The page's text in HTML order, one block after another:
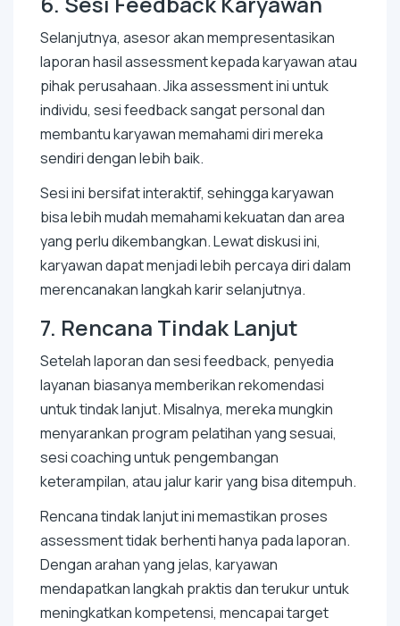
Selanjutnya, asesor akan mempresentasikan
laporan hasil assessment kepada karyawan atau
pihak perusahaan. Jika assessment ini untuk
individu, sesi feedback sangat personal dan
membantu karyawan memahami diri mereka
sendiri dengan lebih baik.
Sesi ini bersifat interaktif, sehingga karyawan
bisa lebih mudah memahami kekuatan dan area
yang perlu dikembangkan. Lewat diskusi ini,
karyawan dapat menjadi lebih percaya diri dalam
merencanakan langkah karir selanjutnya.
7. Rencana Tindak Lanjut
Setelah laporan dan sesi feedback, penyedia
layanan biasanya memberikan rekomendasi
untuk tindak lanjut. Misalnya, mereka mungkin
menyarankan program pelatihan yang sesuai,
sesi coaching untuk pengembangan
keterampilan, atau jalur karir yang bisa ditempuh.
Rencana tindak lanjut ini memastikan proses
assessment tidak berhenti hanya pada laporan.
Dengan arahan yang jelas, karyawan
mendapatkan langkah praktis dan terukur untuk
meningkatkan kompetensi, mencapai target